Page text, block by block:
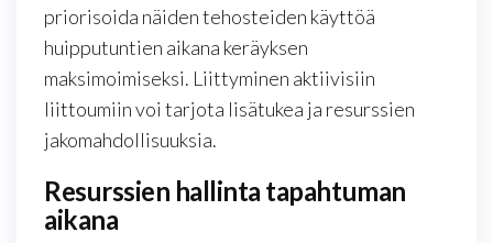
priorisoida näiden tehosteiden käyttöä
huipputuntien aikana keräyksen
maksimoimiseksi. Liittyminen aktiivisiin
liittoumiin voi tarjota lisätukea ja resurssien
jakomahdollisuuksia.
Resurssien hallinta tapahtuman
aikana